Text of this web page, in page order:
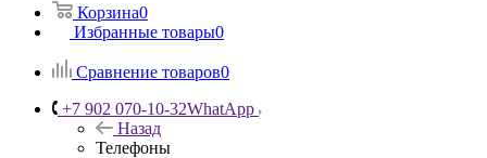
Корзина0
Избранные товары0
Сравнение товаров0
+7 902 070-10-32WhatApp
Назад
Телефоны